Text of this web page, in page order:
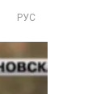
РУС